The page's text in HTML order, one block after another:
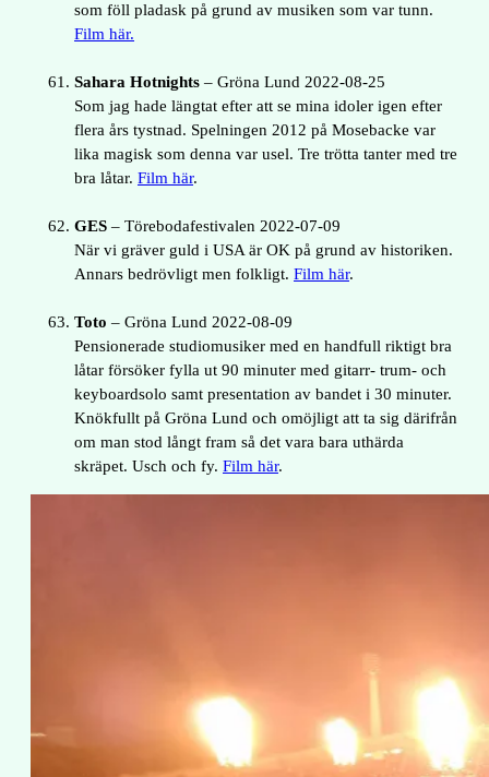
som föll pladask på grund av musiken som var tunn.
Film här.
Sahara Hotnights – Gröna Lund 2022-08-25
Som jag hade längtat efter att se mina idoler igen efter
flera års tystnad. Spelningen 2012 på Mosebacke var
lika magisk som denna var usel. Tre trötta tanter med tre
bra låtar. Film här.
GES – Törebodafestivalen 2022-07-09
När vi gräver guld i USA är OK på grund av historiken.
Annars bedrövligt men folkligt. Film här.
Toto – Gröna Lund 2022-08-09
Pensionerade studiomusiker med en handfull riktigt bra
låtar försöker fylla ut 90 minuter med gitarr- trum- och
keyboardsolo samt presentation av bandet i 30 minuter.
Knökfullt på Gröna Lund och omöjligt att ta sig därifrån
om man stod långt fram så det vara bara uthärda
skräpet. Usch och fy. Film här.